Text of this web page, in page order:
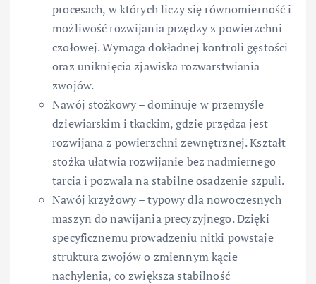
procesach, w których liczy się równomierność i
możliwość rozwijania przędzy z powierzchni
czołowej. Wymaga dokładnej kontroli gęstości
oraz uniknięcia zjawiska rozwarstwiania
zwojów.
Nawój stożkowy – dominuje w przemyśle
dziewiarskim i tkackim, gdzie przędza jest
rozwijana z powierzchni zewnętrznej. Kształt
stożka ułatwia rozwijanie bez nadmiernego
tarcia i pozwala na stabilne osadzenie szpuli.
Nawój krzyżowy – typowy dla nowoczesnych
maszyn do nawijania precyzyjnego. Dzięki
specyficznemu prowadzeniu nitki powstaje
struktura zwojów o zmiennym kącie
nachylenia, co zwiększa stabilność